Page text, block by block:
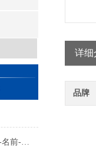
重金属农残检测设备厂家排-名前-十【云唐重金属农残检测设备品牌厂家】
详细
品牌